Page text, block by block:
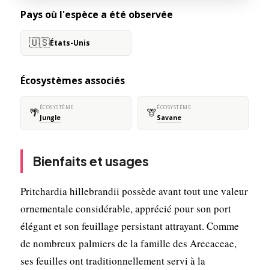
Pays où l'espèce a été observée
🇺🇸États-Unis
Écosystèmes associés
🌴ÉCOSYSTÈME
Jungle 🦒ÉCOSYSTÈME
Savane
Bienfaits et usages
Pritchardia hillebrandii possède avant tout une valeur
ornementale considérable, apprécié pour son port
élégant et son feuillage persistant attrayant. Comme
de nombreux palmiers de la famille des Arecaceae,
ses feuilles ont traditionnellement servi à la